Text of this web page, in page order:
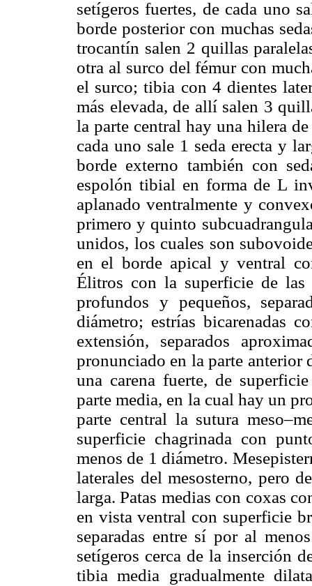
setígeros fuertes, de cada uno
borde posterior con muchas
trocantín salen 2 quillas
otra al surco del fémur con
el surco; tibia con 4 dientes
más elevada, de allí salen 3
la parte central hay una hilera
cada uno sale 1 seda erecta y
borde externo también con
espolón tibial en forma de L
aplanado ventralmente y
primero y quinto
unidos, los cuales son
en el borde apical y ventral
Élitros con la superficie de las
profundos y pequeños,
diámetro; estrías bicarenadas
extensión, separados
pronunciado en la parte anterior
una carena fuerte, de
parte media, en la cual hay un
parte central la sutura
superficie chagrinada con
menos de 1 diámetro.
laterales del mesosterno, pero
larga. Patas medias con coxas
en vista ventral con superficie
separadas entre sí por al
setígeros cerca de la inserción
tibia media gradualmente